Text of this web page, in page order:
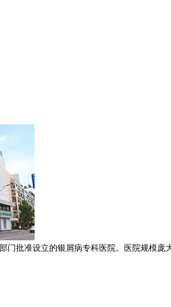
门批准设立的银屑病专科医院。医院规模庞